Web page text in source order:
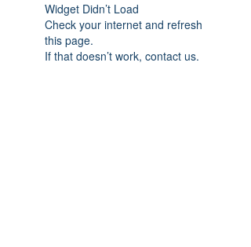
Widget Didn’t Load
Check your internet and refresh
this page.
If that doesn’t work, contact us.